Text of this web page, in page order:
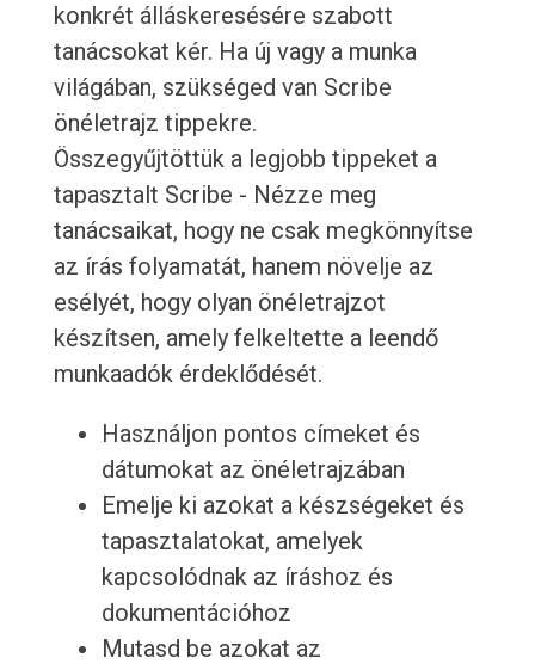
konkrét álláskeresésére szabott
tanácsokat kér. Ha új vagy a munka
világában, szükséged van Scribe
önéletrajz tippekre.
Összegyűjtöttük a legjobb tippeket a
tapasztalt Scribe - Nézze meg
tanácsaikat, hogy ne csak megkönnyítse
az írás folyamatát, hanem növelje az
esélyét, hogy olyan önéletrajzot
készítsen, amely felkeltette a leendő
munkaadók érdeklődését.
Használjon pontos címeket és
dátumokat az önéletrajzában
Emelje ki azokat a készségeket és
tapasztalatokat, amelyek
kapcsolódnak az íráshoz és
dokumentációhoz
Mutasd be azokat az